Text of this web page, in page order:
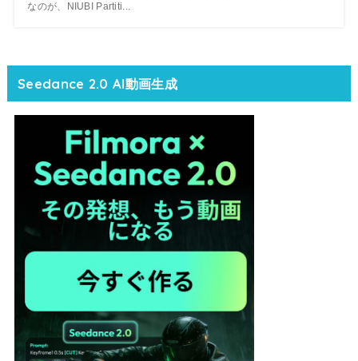
なのが、NIUBI Partiti...
Seedance 2.0 AI動画生成